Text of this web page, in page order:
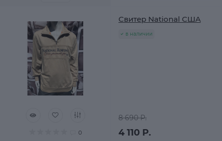
0
Свитер National США
в наличии
8 690 Р.
4 110 Р.